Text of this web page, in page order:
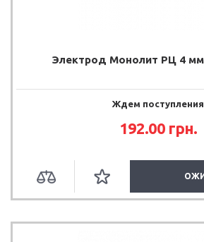
Электрод Монолит РЦ 4 мм
Ждем поступления
192.00 грн.